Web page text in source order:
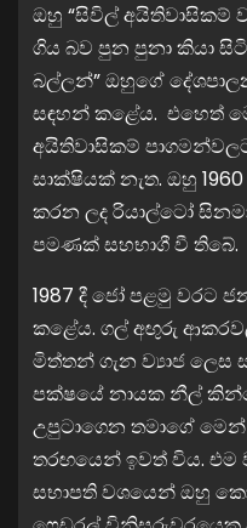
ඔහු “සිවිල් අයිතිවාසිකම්
ගිය බව පුන පුනා කියා
බල්ලන්” ඔහුගේ
සඳහන් කළේය. එහෙත්
අයිතිවාසිකම්
සාක්ෂියක් නැත. ඔහු
කරන ලද රියාල්ටෝ
පමණක් සහභාගී වී තිබේ.
1987 දී ජෝ පළමු වරට
කළේය. ගල් අඟුරු
මිත්තන් ගැන ව්‍යාජ ලෙස
පක්ෂයේ නායක නීල්
උපුටාගෙන තමාගේ
තරඟයෙන් ඉවත් විය.
සභාපති වශයෙන් ඔහු